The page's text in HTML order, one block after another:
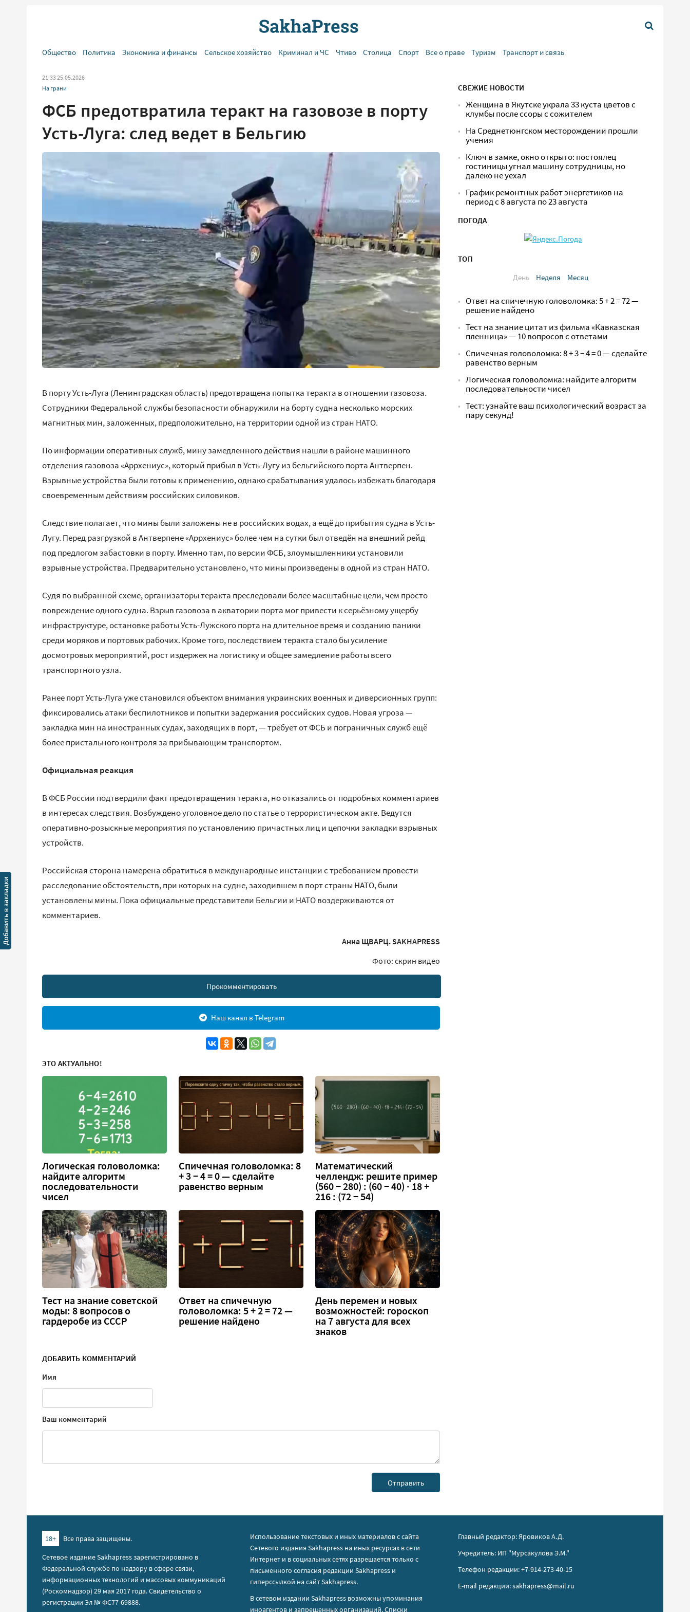
Общество Политика Экономика и финансы Сельское хозяйство Криминал и ЧС Чтиво Столица Спорт Все о праве Туризм Транспорт и связь
21:33 25.05.2026
На грани
ФСБ предотвратила теракт на газовозе в порту
Усть-Луга: след ведет в Бельгию
В порту Усть-Луга (Ленинградская область) предотвращена попытка теракта в отношении газовоза.
Сотрудники Федеральной службы безопасности обнаружили на борту судна несколько морских
магнитных мин, заложенных, предположительно, на территории одной из стран НАТО.
По информации оперативных служб, мину замедленного действия нашли в районе машинного
отделения газовоза «Аррхениус», который прибыл в Усть-Лугу из бельгийского порта Антверпен.
Взрывные устройства были готовы к применению, однако срабатывания удалось избежать благодаря
своевременным действиям российских силовиков.
Следствие полагает, что мины были заложены не в российских водах, а ещё до прибытия судна в Усть-
Лугу. Перед разгрузкой в Антверпене «Аррхениус» более чем на сутки был отведён на внешний рейд
под предлогом забастовки в порту. Именно там, по версии ФСБ, злоумышленники установили
взрывные устройства. Предварительно установлено, что мины произведены в одной из стран НАТО.
Судя по выбранной схеме, организаторы теракта преследовали более масштабные цели, чем просто
повреждение одного судна. Взрыв газовоза в акватории порта мог привести к серьёзному ущербу
инфраструктуре, остановке работы Усть-Лужского порта на длительное время и созданию паники
среди моряков и портовых рабочих. Кроме того, последствием теракта стало бы усиление
досмотровых мероприятий, рост издержек на логистику и общее замедление работы всего
транспортного узла.
Ранее порт Усть-Луга уже становился объектом внимания украинских военных и диверсионных групп:
фиксировались атаки беспилотников и попытки задержания российских судов. Новая угроза —
закладка мин на иностранных судах, заходящих в порт, — требует от ФСБ и пограничных служб ещё
более пристального контроля за прибывающим транспортом.
Официальная реакция
В ФСБ России подтвердили факт предотвращения теракта, но отказались от подробных комментариев
в интересах следствия. Возбуждено уголовное дело по статье о террористическом акте. Ведутся
оперативно-розыскные мероприятия по установлению причастных лиц и цепочки закладки взрывных
устройств.
Российская сторона намерена обратиться в международные инстанции с требованием провести
расследование обстоятельств, при которых на судне, заходившем в порт страны НАТО, были
установлены мины. Пока официальные представители Бельгии и НАТО воздерживаются от
комментариев.
Анна ЩВАРЦ. SAKHAPRESS
Фото: скрин видео
Прокомментировать
Наш канал в Telegram
ЭТО АКТУАЛЬНО!
Логическая головоломка:
найдите алгоритм
последовательности
чисел
Спичечная головоломка: 8
+ 3 − 4 = 0 — сделайте
равенство верным
Математический
челлендж: решите пример
(560 − 280) : (60 − 40) · 18 +
216 : (72 − 54)
Тест на знание советской
моды: 8 вопросов о
гардеробе из СССР
Ответ на спичечную
головоломка: 5 + 2 = 72 —
решение найдено
День перемен и новых
возможностей: гороскоп
на 7 августа для всех
знаков
ДОБАВИТЬ КОММЕНТАРИЙ
Имя
Ваш комментарий
СВЕЖИЕ НОВОСТИ
Женщина в Якутске украла 33 куста цветов с
клумбы после ссоры с сожителем
На Среднетюнгском месторождении прошли
учения
Ключ в замке, окно открыто: постоялец
гостиницы угнал машину сотрудницы, но
далеко не уехал
График ремонтных работ энергетиков на
период с 8 августа по 23 августа
ПОГОДА
ТОП
День
Неделя Месяц
Ответ на спичечную головоломка: 5 + 2 = 72 —
решение найдено
Тест на знание цитат из фильма «Кавказская
пленница» — 10 вопросов с ответами
Спичечная головоломка: 8 + 3 − 4 = 0 — сделайте
равенство верным
Логическая головоломка: найдите алгоритм
последовательности чисел
Тест: узнайте ваш психологический возраст за
пару секунд!
18+
Все права защищены.
Сетевое издание Sakhapress зарегистрировано в
Федеральной службе по надзору в сфере связи,
информационных технологий и массовых коммуникаций
(Роскомнадзор) 29 мая 2017 года. Свидетельство о
регистрации Эл № ФС77-69888.
Использование текстовых и иных материалов с сайта
Сетевого издания Sakhapress на иных ресурсах в сети
Интернет и в социальных сетях разрешается только с
письменного согласия редакции Sakhapress и
гиперссылкой на сайт Sakhapress.
В сетевом издании Sakhapress возможны упоминания
иноагентов изапрещенных организаций. Списки
Главный редактор: Яровиков А.Д.
Учредитель: ИП "Мурсакулова Э.М."
Телефон редакции: +7-914-273-40-15
E-mail редакции: sakhapress@mail.ru